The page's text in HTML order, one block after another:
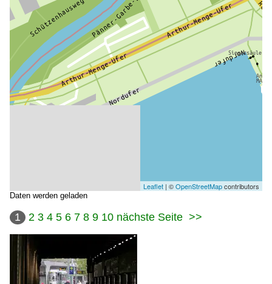
Leaflet | ©OpenStreetMapcontributors
Daten werden geladen
1 2 3 4 5 6 7 8 9 10 nächste Seite >>